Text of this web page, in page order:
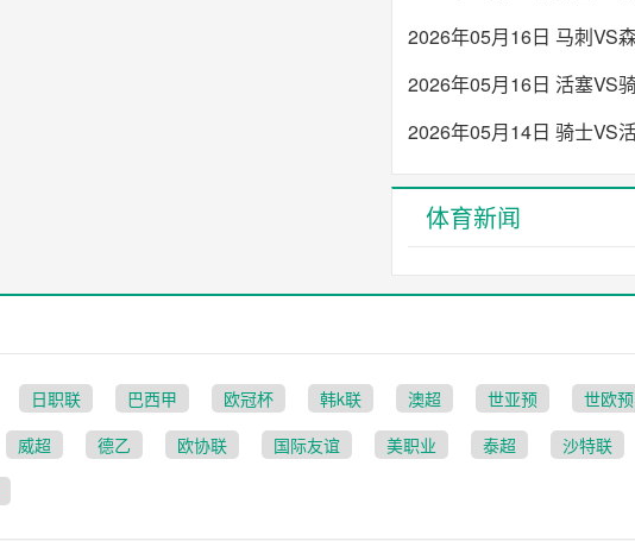
体育新闻
日职联 巴西甲 欧冠杯 韩k联 澳超 世亚预 世欧预
威超 德乙 欧协联 国际友谊 美职业 泰超 沙特联